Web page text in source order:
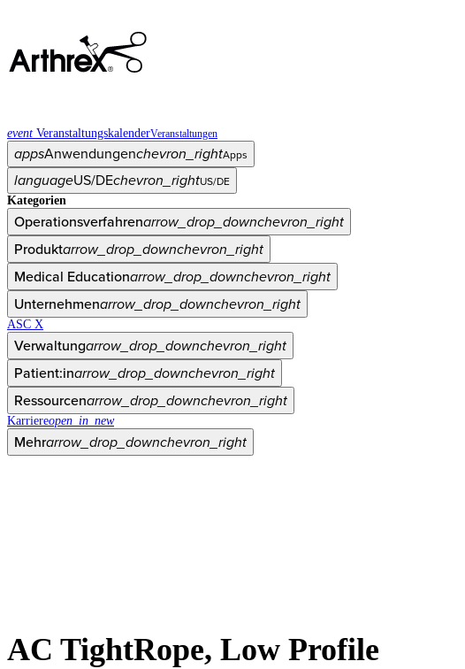
event VeranstaltungskalenderVeranstaltungen
appsAnwendungenchevron_rightApps
languageUS/DEchevron_rightUS/DE
Kategorien
Operationsverfahrenarrow_drop_downchevron_right
Produktarrow_drop_downchevron_right
Medical Educationarrow_drop_downchevron_right
Unternehmenarrow_drop_downchevron_right
ASC X
Verwaltungarrow_drop_downchevron_right
Patient:inarrow_drop_downchevron_right
Ressourcenarrow_drop_downchevron_right
Karriereopen_in_new
Mehrarrow_drop_downchevron_right
AC TightRope, Low Profile